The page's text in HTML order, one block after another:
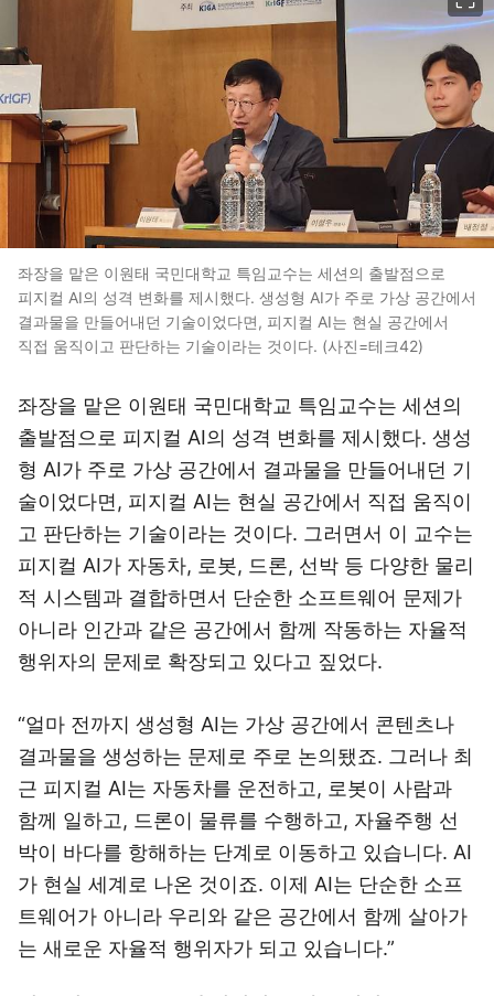
좌장을 맡은 이원태 국민대학교 특임교수는 세션의 출발점으로
피지컬 AI의 성격 변화를 제시했다. 생성형 AI가 주로 가상 공간에서
결과물을 만들어내던 기술이었다면, 피지컬 AI는 현실 공간에서
직접 움직이고 판단하는 기술이라는 것이다. (사진=테크42)
좌장을 맡은 이원태 국민대학교 특임교수는 세션의
출발점으로 피지컬 AI의 성격 변화를 제시했다. 생성
형 AI가 주로 가상 공간에서 결과물을 만들어내던 기
술이었다면, 피지컬 AI는 현실 공간에서 직접 움직이
고 판단하는 기술이라는 것이다. 그러면서 이 교수는
피지컬 AI가 자동차, 로봇, 드론, 선박 등 다양한 물리
적 시스템과 결합하면서 단순한 소프트웨어 문제가
아니라 인간과 같은 공간에서 함께 작동하는 자율적
행위자의 문제로 확장되고 있다고 짚었다.
“얼마 전까지 생성형 AI는 가상 공간에서 콘텐츠나
결과물을 생성하는 문제로 주로 논의됐죠. 그러나 최
근 피지컬 AI는 자동차를 운전하고, 로봇이 사람과
함께 일하고, 드론이 물류를 수행하고, 자율주행 선
박이 바다를 항해하는 단계로 이동하고 있습니다. AI
가 현실 세계로 나온 것이죠. 이제 AI는 단순한 소프
트웨어가 아니라 우리와 같은 공간에서 함께 살아가
는 새로운 자율적 행위자가 되고 있습니다.”